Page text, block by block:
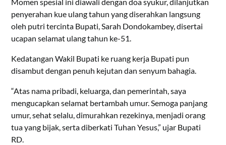
penyerahan kue ulang tahun yang diserahkan langsung
oleh putri tercinta Bupati, Sarah Dondokambey, disertai
ucapan selamat ulang tahun ke-51.
Kedatangan Wakil Bupati ke ruang kerja Bupati pun
disambut dengan penuh kejutan dan senyum bahagia.
“Atas nama pribadi, keluarga, dan pemerintah, saya
mengucapkan selamat bertambah umur. Semoga panjang
umur, sehat selalu, dimurahkan rezekinya, menjadi orang
tua yang bijak, serta diberkati Tuhan Yesus,” ujar Bupati
RD.